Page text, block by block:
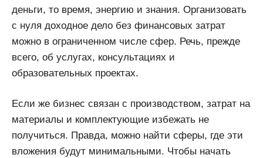
деньги, то время, энергию и знания. Организовать
с нуля доходное дело без финансовых затрат
можно в ограниченном числе сфер. Речь, прежде
всего, об услугах, консультациях и
образовательных проектах.
Если же бизнес связан с производством, затрат на
материалы и комплектующие избежать не
получиться. Правда, можно найти сферы, где эти
вложения будут минимальными. Чтобы начать